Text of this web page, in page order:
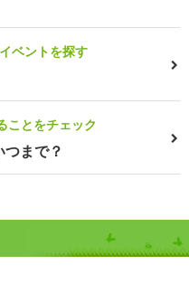
ベントを探す
ことをチェック
まで？